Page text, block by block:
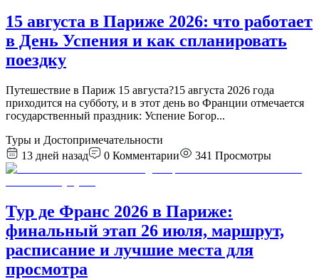
15 августа в Париже 2026: что работает
в День Успения и как спланировать
поездку
Путешествие в Париж 15 августа?15 августа 2026 года
приходится на субботу, и в этот день во Франции отмечается
государственный праздник: Успение Богор...
Туры и Достопримечательности
13 дней назад
0 Комментарии 341 Просмотры
Тур де Франс 2026 в Париже:
финальный этап 26 июля, маршрут,
расписание и лучшие места для
просмотра